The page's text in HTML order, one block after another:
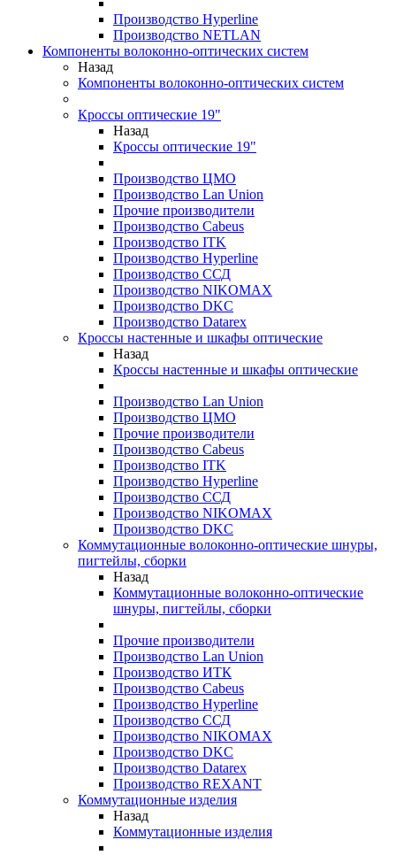
Производство Hyperline
Производство NETLAN
Компоненты волоконно-оптических систем
Назад
Компоненты волоконно-оптических систем
Кроссы оптические 19"
Назад
Кроссы оптические 19"
Производство ЦМО
Производство Lan Union
Прочие производители
Производство Cabeus
Производство ITK
Производство Hyperline
Производство ССД
Производство NIKOMAX
Производство DKC
Производство Datarex
Кроссы настенные и шкафы оптические
Назад
Кроссы настенные и шкафы оптические
Производство Lan Union
Производство ЦМО
Прочие производители
Производство Cabeus
Производство ITK
Производство Hyperline
Производство ССД
Производство NIKOMAX
Производство DKC
Коммутационные волоконно-оптические шнуры,
пигтейлы, сборки
Назад
Коммутационные волоконно-оптические
шнуры, пигтейлы, сборки
Прочие производители
Производство Lan Union
Производство ИТК
Производство Cabeus
Производство Hyperline
Производство ССД
Производство NIKOMAX
Производство DKC
Производство Datarex
Производство REXANT
Коммутационные изделия
Назад
Коммутационные изделия